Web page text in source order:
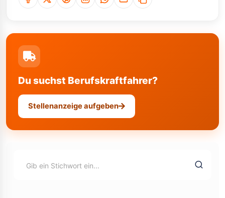
Du suchst Berufskraftfahrer?
Stellenanzeige aufgeben